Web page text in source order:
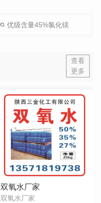
优级含量45%氯化镁
查看
更多
双氧水厂家
双氧水厂家